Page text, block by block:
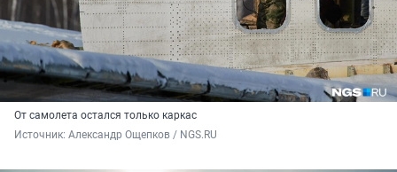
От самолета остался только каркас
Источник: Александр Ощепков / NGS.RU